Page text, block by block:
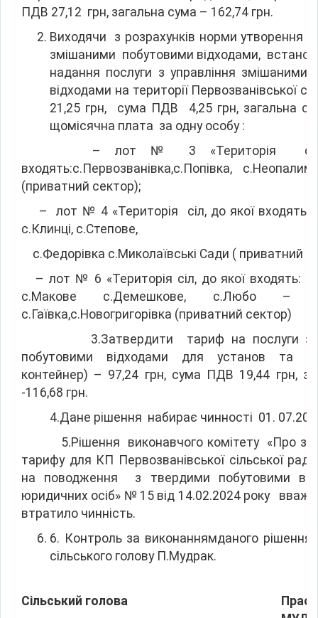
ПДВ 27,12 грн, загальна сума – 162,74 грн.
Виходячи з розрахунків норми утворення
змішаними побутовими відходами,
надання послуги з управління
відходами на території Первозванівської
21,25 грн, сума ПДВ 4,25 грн, загальна
щомісячна плата за одну особу :
– лот № 3 «Територія сіл,
входять:с.Первозванівка,с.Попівка,
(приватний сектор);
– лот № 4 «Територія сіл, до якої входять :
с.Клинці, с.Степове,
с.Федорівка с.Миколаївські Сади ( приватний
– лот № 6 «Територія сіл, до якої входять:
с.Макове с.Демешкове, с.Любо –
с.Гаївка,с.Новогригорівка (приватний сектор)
3.Затвердити тариф на послуги з
побутовими відходами для установ та
контейнер) – 97,24 грн, сума ПДВ 19,44 грн,
-116,68 грн.
4.Дане рішення набирає чинності 01.
5.Рішення виконавчого комітету «Про
тарифу для КП Первозванівської сільської
на поводження з твердими побутовими
юридичних осіб» № 15 від 14.02.2024 року
втратило чинність.
6. Контроль за виконаннямданого рішення
сільського голову П.Мудрак.
Сільський голова